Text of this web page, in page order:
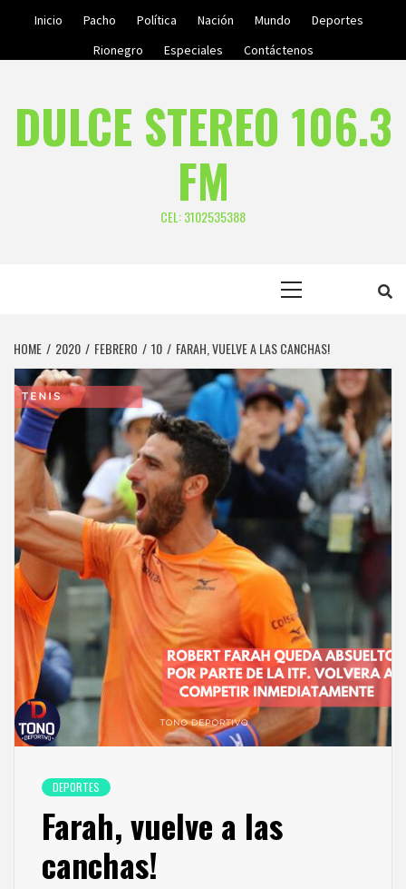
Inicio Pacho Política Nación Mundo
Deportes
Rionegro
Especiales Contáctenos
DULCE STEREO 106.3
FM
CEL: 3102535388
HOME 2020 FEBRERO 10 FARAH, VUELVE A LAS CANCHAS!
DEPORTES
Farah, vuelve a las
canchas!